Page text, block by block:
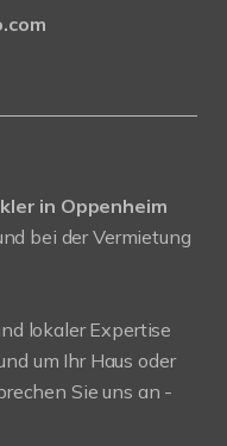
in Oppenheim
bei der Vermietung
lokaler Expertise
um Ihr Haus oder
Sie uns an -